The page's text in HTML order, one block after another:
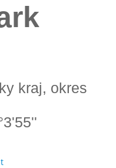
kraj, okres